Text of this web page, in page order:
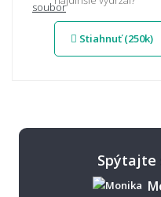
Stiahnuť (250k)
Spýtajte